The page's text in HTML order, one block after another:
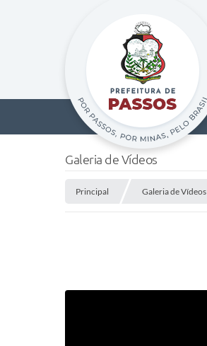
Galeria de Vídeos
Principal Galeria de Vídeos